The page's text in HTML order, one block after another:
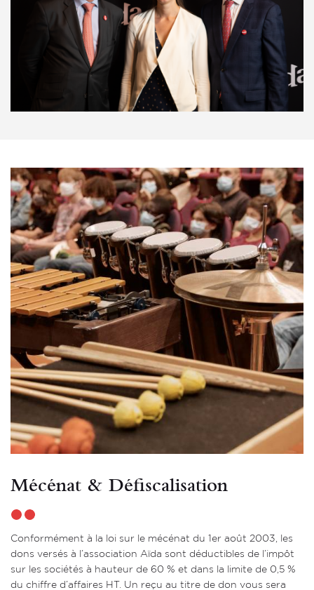
Mécénat & Défiscalisation
Conformément à la loi sur le mécénat du 1er août 2003, les
dons versés à l’association Aïda sont déductibles de l’impôt
sur les sociétés à hauteur de 60 % et dans la limite de 0,5 %
du chiffre d’affaires HT. Un reçu au titre de don vous sera